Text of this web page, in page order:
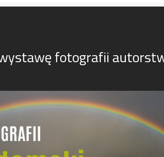
fotografii